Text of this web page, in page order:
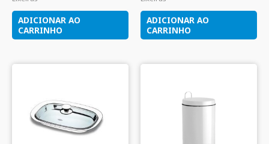
ADICIONAR AO
CARRINHO
ADICIONAR AO
CARRINHO